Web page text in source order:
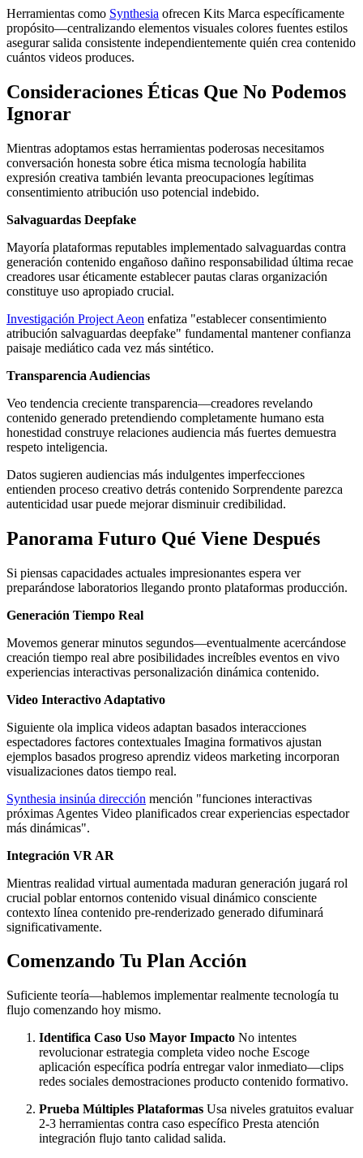
Herramientas como Synthesia ofrecen Kits Marca específicamente
propósito—centralizando elementos visuales colores fuentes estilos
asegurar salida consistente independientemente quién crea contenido
cuántos videos produces.
Consideraciones Éticas Que No Podemos
Ignorar
Mientras adoptamos estas herramientas poderosas necesitamos
conversación honesta sobre ética misma tecnología habilita
expresión creativa también levanta preocupaciones legítimas
consentimiento atribución uso potencial indebido.
Salvaguardas Deepfake
Mayoría plataformas reputables implementado salvaguardas contra
generación contenido engañoso dañino responsabilidad última recae
creadores usar éticamente establecer pautas claras organización
constituye uso apropiado crucial.
Investigación Project Aeon enfatiza "establecer consentimiento
atribución salvaguardas deepfake" fundamental mantener confianza
paisaje mediático cada vez más sintético.
Transparencia Audiencias
Veo tendencia creciente transparencia—creadores revelando
contenido generado pretendiendo completamente humano esta
honestidad construye relaciones audiencia más fuertes demuestra
respeto inteligencia.
Datos sugieren audiencias más indulgentes imperfecciones
entienden proceso creativo detrás contenido Sorprendente parezca
autenticidad usar puede mejorar disminuir credibilidad.
Panorama Futuro Qué Viene Después
Si piensas capacidades actuales impresionantes espera ver
preparándose laboratorios llegando pronto plataformas producción.
Generación Tiempo Real
Movemos generar minutos segundos—eventualmente acercándose
creación tiempo real abre posibilidades increíbles eventos en vivo
experiencias interactivas personalización dinámica contenido.
Video Interactivo Adaptativo
Siguiente ola implica videos adaptan basados interacciones
espectadores factores contextuales Imagina formativos ajustan
ejemplos basados progreso aprendiz videos marketing incorporan
visualizaciones datos tiempo real.
Synthesia insinúa dirección mención "funciones interactivas
próximas Agentes Video planificados crear experiencias espectador
más dinámicas".
Integración VR AR
Mientras realidad virtual aumentada maduran generación jugará rol
crucial poblar entornos contenido visual dinámico consciente
contexto línea contenido pre-renderizado generado difuminará
significativamente.
Comenzando Tu Plan Acción
Suficiente teoría—hablemos implementar realmente tecnología tu
flujo comenzando hoy mismo.
Identifica Caso Uso Mayor Impacto No intentes
revolucionar estrategia completa video noche Escoge
aplicación específica podría entregar valor inmediato—clips
redes sociales demostraciones producto contenido formativo.
Prueba Múltiples Plataformas Usa niveles gratuitos evaluar
2-3 herramientas contra caso específico Presta atención
integración flujo tanto calidad salida.